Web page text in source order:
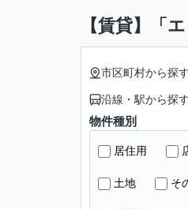
【賃貸】「
市区町村から探す
沿線・駅から探す
物件種別
居住用
土地 そ